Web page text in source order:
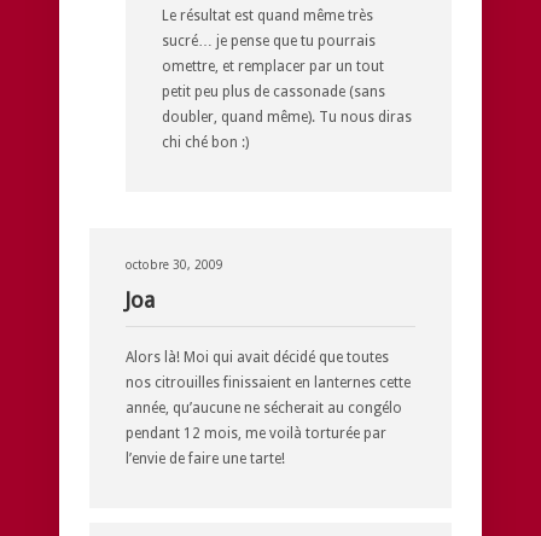
Le résultat est quand même très
sucré… je pense que tu pourrais
omettre, et remplacer par un tout
petit peu plus de cassonade (sans
doubler, quand même). Tu nous diras
chi ché bon :)
octobre 30, 2009
Joa
Alors là! Moi qui avait décidé que toutes
nos citrouilles finissaient en lanternes cette
année, qu’aucune ne sécherait au congélo
pendant 12 mois, me voilà torturée par
l’envie de faire une tarte!